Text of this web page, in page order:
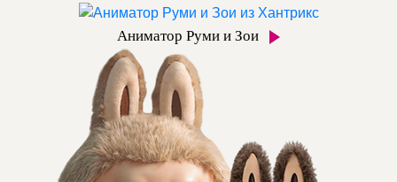
Аниматор Руми и Зои